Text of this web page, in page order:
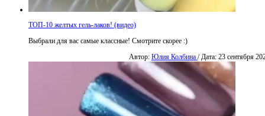
ТОП-10 желтых гель-лаков! (видео)
Выбрали для вас самые классные! Смотрите скорее :)
Автор: Юлия Колбина / Дата: 23 сентября